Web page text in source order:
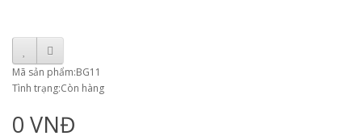
Mã sản phẩm:BG11
Tình trạng:Còn hàng
0 VNĐ